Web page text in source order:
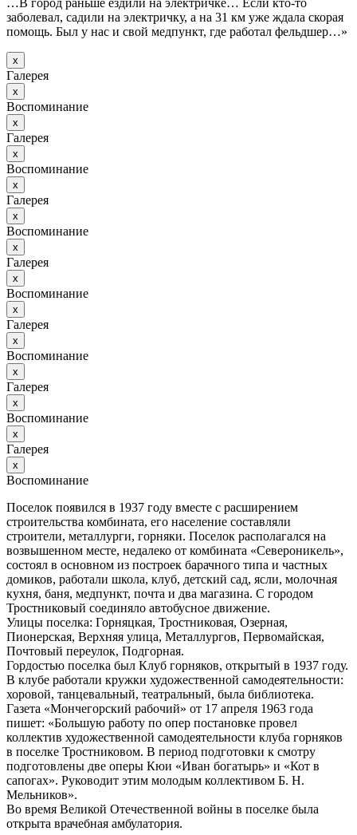
…В город раньше ездили на электричке… Если кто-то
заболевал, садили на электричку, а на 31 км уже ждала скорая
помощь. Был у нас и свой медпункт, где работал фельдшер…»
х
Галерея
х
Воспоминание
х
Галерея
х
Воспоминание
х
Галерея
х
Воспоминание
х
Галерея
х
Воспоминание
х
Галерея
х
Воспоминание
х
Галерея
х
Воспоминание
х
Галерея
х
Воспоминание
Поселок появился в 1937 году вместе с расширением
строительства комбината, его население составляли
строители, металлурги, горняки. Поселок располагался на
возвышенном месте, недалеко от комбината «Североникель»,
состоял в основном из построек барачного типа и частных
домиков, работали школа, клуб, детский сад, ясли, молочная
кухня, баня, медпункт, почта и два магазина. С городом
Тростниковый соединяло автобусное движение.
Улицы поселка: Горняцкая, Тростниковая, Озерная,
Пионерская, Верхняя улица, Металлургов, Первомайская,
Почтовый переулок, Подгорная.
Гордостью поселка был Клуб горняков, открытый в 1937 году.
В клубе работали кружки художественной самодеятельности:
хоровой, танцевальный, театральный, была библиотека.
Газета «Мончегорский рабочий» от 17 апреля 1963 года
пишет: «Большую работу по опер постановке провел
коллектив художественной самодеятельности клуба горняков
в поселке Тростниковом. В период подготовки к смотру
подготовлены две оперы Кюи «Иван богатырь» и «Кот в
сапогах». Руководит этим молодым коллективом Б. Н.
Мельников».
Во время Великой Отечественной войны в поселке была
открыта врачебная амбулатория.